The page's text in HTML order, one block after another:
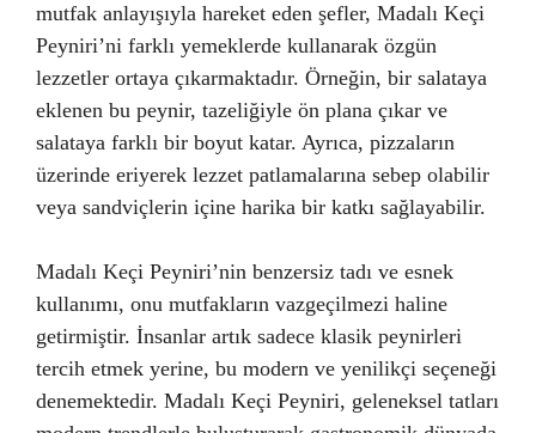
mutfak anlayışıyla hareket eden şefler, Madalı Keçi
Peyniri’ni farklı yemeklerde kullanarak özgün
lezzetler ortaya çıkarmaktadır. Örneğin, bir salataya
eklenen bu peynir, tazeliğiyle ön plana çıkar ve
salataya farklı bir boyut katar. Ayrıca, pizzaların
üzerinde eriyerek lezzet patlamalarına sebep olabilir
veya sandviçlerin içine harika bir katkı sağlayabilir.
Madalı Keçi Peyniri’nin benzersiz tadı ve esnek
kullanımı, onu mutfakların vazgeçilmezi haline
getirmiştir. İnsanlar artık sadece klasik peynirleri
tercih etmek yerine, bu modern ve yenilikçi seçeneği
denemektedir. Madalı Keçi Peyniri, geleneksel tatları